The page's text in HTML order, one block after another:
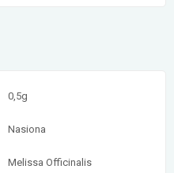
0,5g
Nasiona
Melissa Officinalis